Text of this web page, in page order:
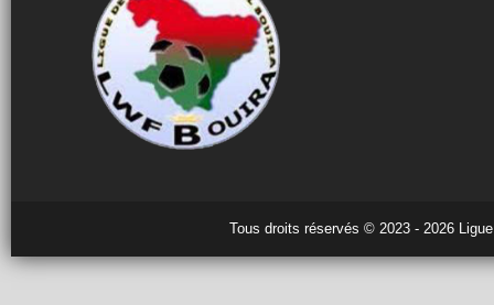
Tous droits réservés © 2023 - 2026